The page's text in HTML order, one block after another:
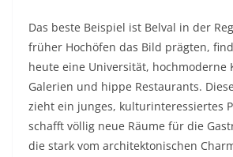
Das beste Beispiel ist Belval in der
früher Hochöfen das Bild prägten,
heute eine Universität, hochmoderne
Galerien und hippe Restaurants.
zieht ein junges, kulturinteressiertes
schafft völlig neue Räume für die
die stark vom architektonischen